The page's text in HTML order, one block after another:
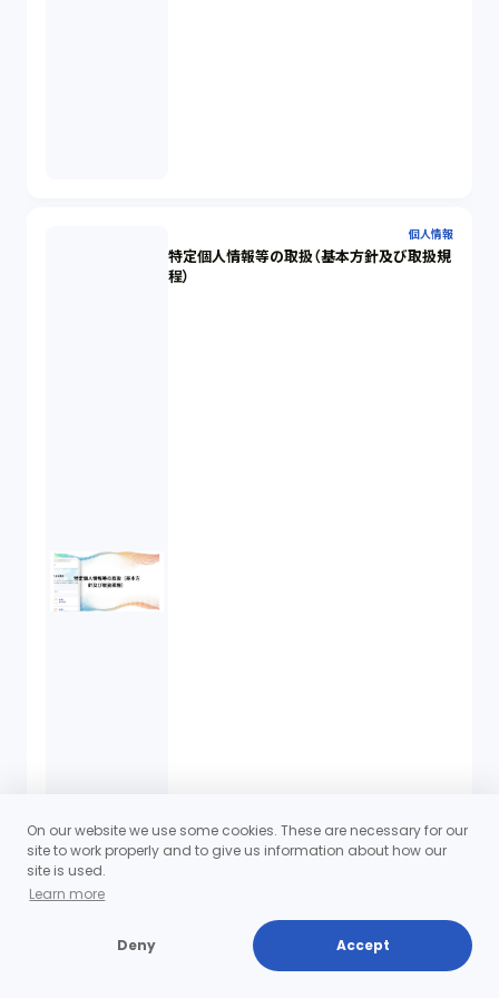
個人情報
特定個人情報等の取扱（基本方針及び取扱規
程）
On our website we use some cookies. These are necessary for our
site to work properly and to give us information about how our
site is used.
Learn more
Deny Accept